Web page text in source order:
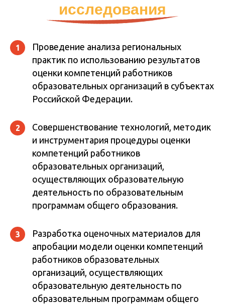
исследования
1
Проведение анализа региональных
практик по использованию результатов
оценки компетенций работников
образовательных организаций в субъектах
Российской Федерации.
2
Совершенствование технологий, методик
и инструментария процедуры оценки
компетенций работников
образовательных организаций,
осуществляющих образовательную
деятельность по образовательным
программам общего образования.
3
Разработка оценочных материалов для
апробации модели оценки компетенций
работников образовательных
организаций, осуществляющих
образовательную деятельность по
образовательным программам общего